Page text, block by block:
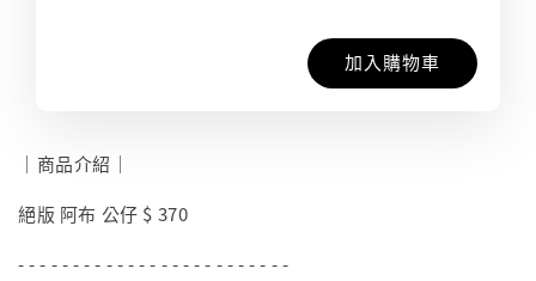
加入購物車
｜商品介紹｜
絕版 阿布 公仔 $ 370
- - - - - - - - - - - - - - - - - - - - - - - - -